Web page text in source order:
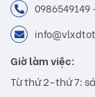
0986549149
Giờ làm việc:
Từ thứ 2-thứ 7: